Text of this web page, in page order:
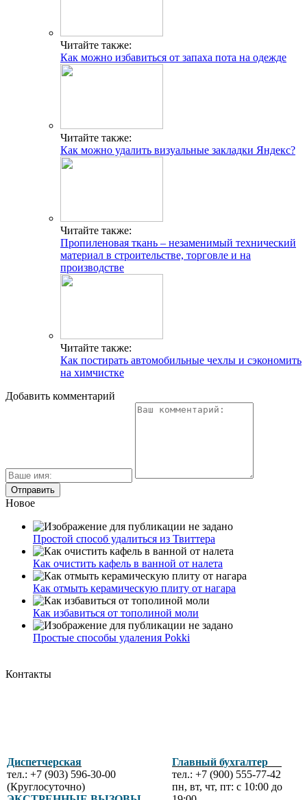
Читайте также:
Как можно избавиться от запаха пота на одежде
Читайте также:
Как можно удалить визуальные закладки Яндекс?
Читайте также:
Пропиленовая ткань – незаменимый технический
материал в строительстве, торговле и на
производстве
Читайте также:
Как постирать автомобильные чехлы и сэкономить
на химчистке
Добавить комментарий
Новое
Простой способ удалиться из Твиттера
Как очистить кафель в ванной от налета
Как отмыть керамическую плиту от нагара
Как избавиться от тополиной моли
Простые способы удаления Pokki
Контакты
Диспетчерская
тел.: +7 (903) 596-30-00
(Круглосуточно)
Главный бухгалтер
тел.: +7 (900) 555-77-42
пн, вт, чт, пт: с 10:00 до